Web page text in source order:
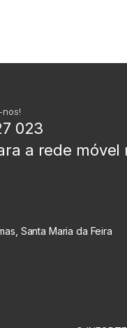
nos!
023
a rede móvel
Santa Maria da Feira